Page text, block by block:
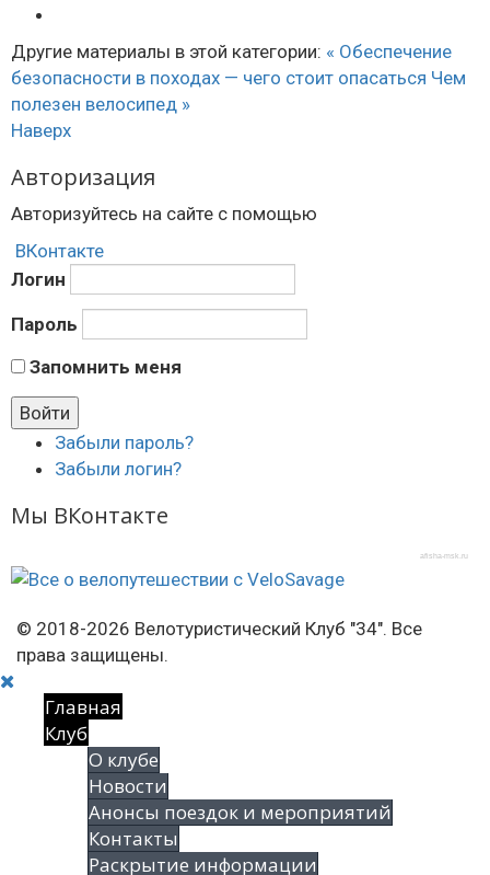
Другие материалы в этой категории: « Обеспечение
безопасности в походах — чего стоит опасаться Чем
полезен велосипед »
Наверх
Авторизация
Авторизуйтесь на сайте с помощью
ВКонтакте
Логин
Пароль
Запомнить меня
Забыли пароль?
Забыли логин?
Мы ВКонтакте
afisha-msk.ru
© 2018-2026 Велотуристический Клуб "34". Все
права защищены.
Главная
Клуб
О клубе
Новости
Анонсы поездок и мероприятий
Контакты
Раскрытие информации